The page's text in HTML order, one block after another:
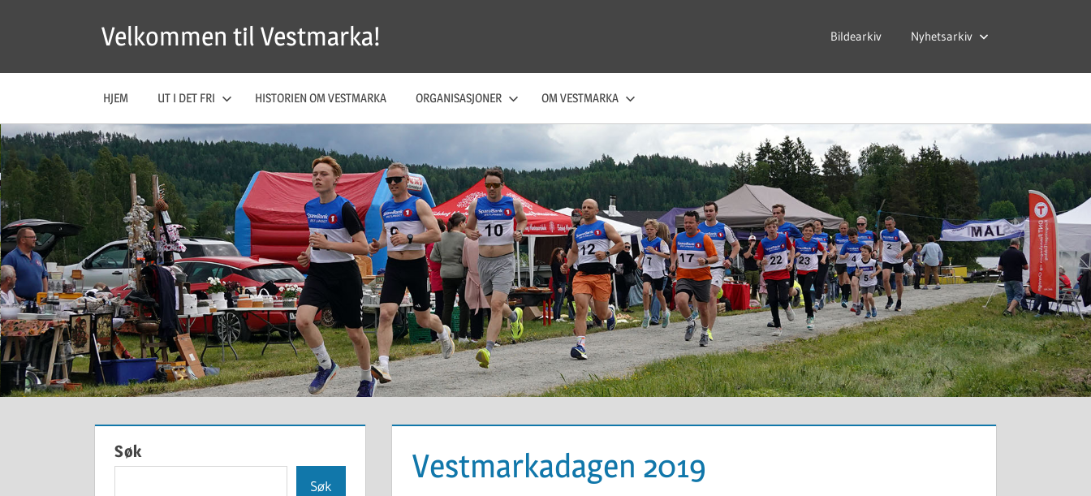
Velkommen til Vestmarka! Bildearkiv Nyhetsarkiv
HJEM UT I DET FRI HISTORIEN OM VESTMARKA ORGANISASJONER OM VESTMARKA
Vestmarkadagen 2019
Søk
Søk